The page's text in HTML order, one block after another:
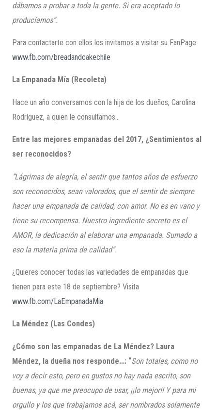
dábamos a probar a toda la gente. Si era aceptado lo
producíamos”.
Para contactarte con ellos los invitamos a visitar su FanPage:
www.fb.com/breadandcakechile
La Empanada Mía (Recoleta)
Hace un año conversamos con la hija de los dueños, Carolina
Rodríguez, a quien le consultamos…
Entre las mejores empanadas del 2017, ¿Sentimientos al
ser reconocidos?
“Lágrimas de alegría, el sentir que tantos años de esfuerzo
son reconocidos, sean valorados, que el sentir de siempre
hacer una empanada de calidad, con amor. No es en vano y
tiene su recompensa. Nuestro ingrediente secreto es el
AMOR, la dedicación al elaborar una empanada. Sumado a
eso la materia prima de calidad”.
¿Quieres conocer todas las variedades de empanadas que
tienen para este 18 de septiembre? Visita
www.fb.com/LaEmpanadaMia
La Méndez (Las Condes)
¿Cómo son las empanadas de La Méndez? Laura
Méndez, la dueña nos responde…: “Son totales, como no
voy a decir esto, pero en gustos no hay nada escrito, son
buenas, ya que me preocupo de usar, ¡¡lo mejor!! Y para mi
orgullo y los que trabajamos acá, ser nombrados solamente